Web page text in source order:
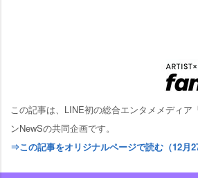
この記事は、LINE初の総合エンタメメディア
ンNewSの共同企画です。
⇒この記事をオリジナルページで読む（12月